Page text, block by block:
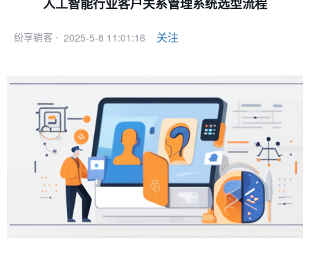
人工智能行业客户关系管理系统选型流程
纷享销客 · 2025-5-8 11:01:16 关注